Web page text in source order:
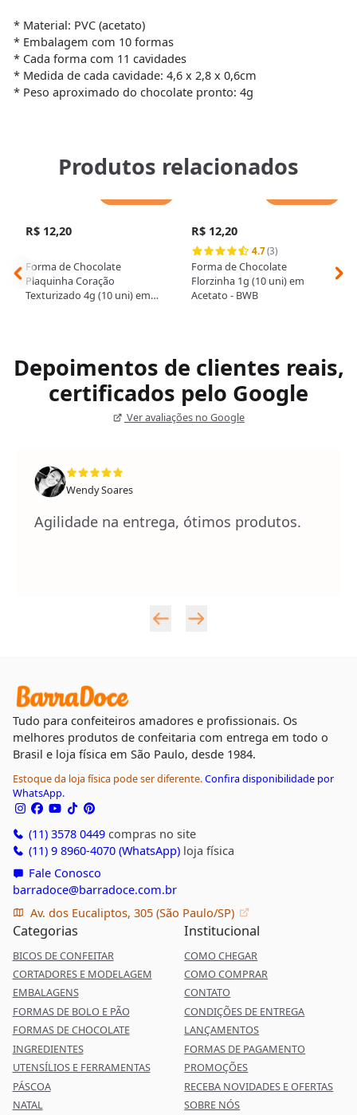
* Material: PVC (acetato)
* Embalagem com 10 formas
* Cada forma com 11 cavidades
* Medida de cada cavidade: 4,6 x 2,8 x 0,6cm
* Peso aproximado do chocolate pronto: 4g
Produtos relacionados
R$ 12,20
Forma de Chocolate
Plaquinha Coração
Texturizado 4g (10 uni) em
R$ 12,20
4.7(3)
Forma de Chocolate
Florzinha 1g (10 uni) em
Acetato - BWB
Depoimentos de clientes reais,
certificados pelo Google
Ver avaliações no Google
Wendy Soares
Agilidade na entrega, ótimos produtos.
Tudo para confeiteiros amadores e profissionais. Os
melhores produtos de confeitaria com entrega em todo o
Brasil e loja física em São Paulo, desde 1984.
Estoque da loja física pode ser diferente.Confira disponibilidade por
WhatsApp.
(11) 3578 0449compras no site
(11) 9 8960-4070 (WhatsApp)loja física
Fale Conosco
barradoce@barradoce.com.br
Av. dos Eucaliptos, 305 (São Paulo/SP)
Categorias
BICOS DE CONFEITAR
CORTADORES E MODELAGEM
EMBALAGENS
FORMAS DE BOLO E PÃO
FORMAS DE CHOCOLATE
INGREDIENTES
UTENSÍLIOS E FERRAMENTAS
PÁSCOA
NATAL
Institucional
COMO CHEGAR
COMO COMPRAR
CONTATO
CONDIÇÕES DE ENTREGA
LANÇAMENTOS
FORMAS DE PAGAMENTO
PROMOÇÕES
RECEBA NOVIDADES E OFERTAS
SOBRE NÓS